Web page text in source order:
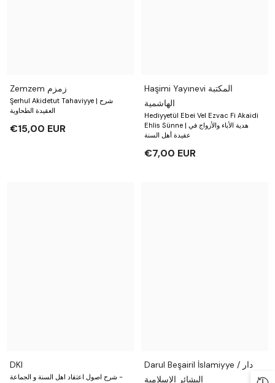
Zemzem زمزم
Şerhul Akidetut Tahaviyye | شرح
العقيدة الطحاوية
€15,00 EUR
Haşimi Yayınevi المكتبة
الهاشمية
Hediyyetül Ebei Vel Ezvac Fi Akaidi
Ehlis Sünne | هدية الأباء والأزواج في
عقيدة أهل السنة
€7,00 EUR
DKI
شرح اصول اعتقاد اهل السنة و الجماعة -
Darul Beşairil İslamiyye / دار
البشائر الإسلامية